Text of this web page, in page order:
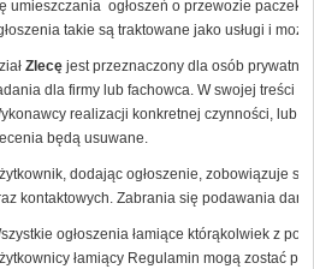
umieszczania ogłoszeń o przewozie paczek
takie są traktowane jako usługi i
Zlecęjest przeznaczony dla osób
dla firmy lub fachowca. W swojej treści
realizacji konkretnej czynności, lub
będą usuwane.
dodając ogłoszenie, zobowiązuje
kontaktowych. Zabrania się podawania
ogłoszenia łamiące którąkolwiek z
łamiący Regulamin mogą zostać